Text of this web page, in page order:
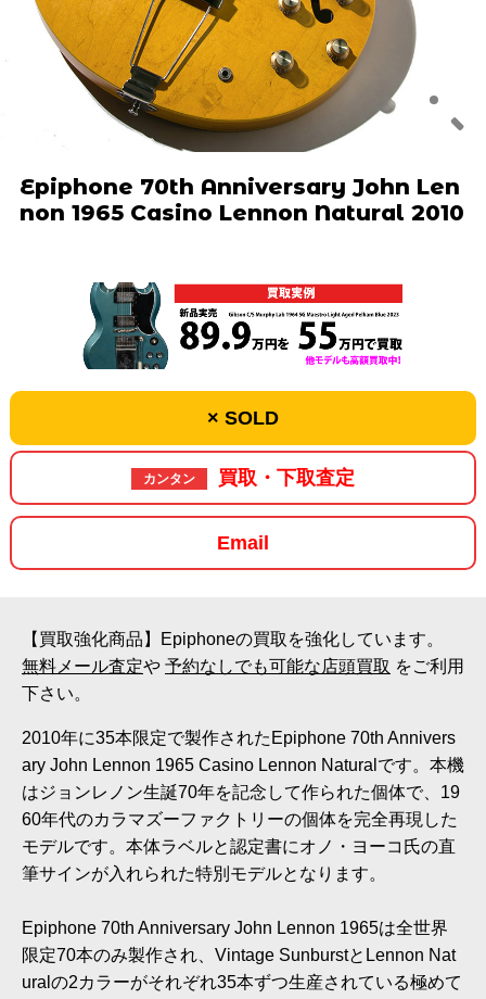
Epiphone 70th Anniversary John Len
non 1965 Casino Lennon Natural 2010
× SOLD
カンタン 買取・下取査定
Email
【買取強化商品】Epiphoneの買取を強化しています。
無料メール査定や 予約なしでも可能な店頭買取 をご利用
下さい。
2010年に35本限定で製作されたEpiphone 70th Annivers
ary John Lennon 1965 Casino Lennon Naturalです。本機
はジョンレノン生誕70年を記念して作られた個体で、19
60年代のカラマズーファクトリーの個体を完全再現した
モデルです。本体ラベルと認定書にオノ・ヨーコ氏の直
筆サインが入れられた特別モデルとなります。
Epiphone 70th Anniversary John Lennon 1965は全世界
限定70本のみ製作され、Vintage SunburstとLennon Nat
uralの2カラーがそれぞれ35本ずつ生産されている極めて